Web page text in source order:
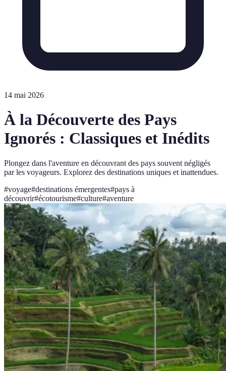
14 mai 2026
À la Découverte des Pays
Ignorés : Classiques et Inédits
Plongez dans l'aventure en découvrant des pays souvent négligés
par les voyageurs. Explorez des destinations uniques et inattendues.
#voyage#destinations émergentes#pays à
découvrir#écotourisme#culture#aventure